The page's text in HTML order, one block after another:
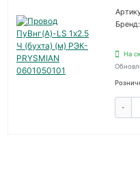
Бренд:
На
-